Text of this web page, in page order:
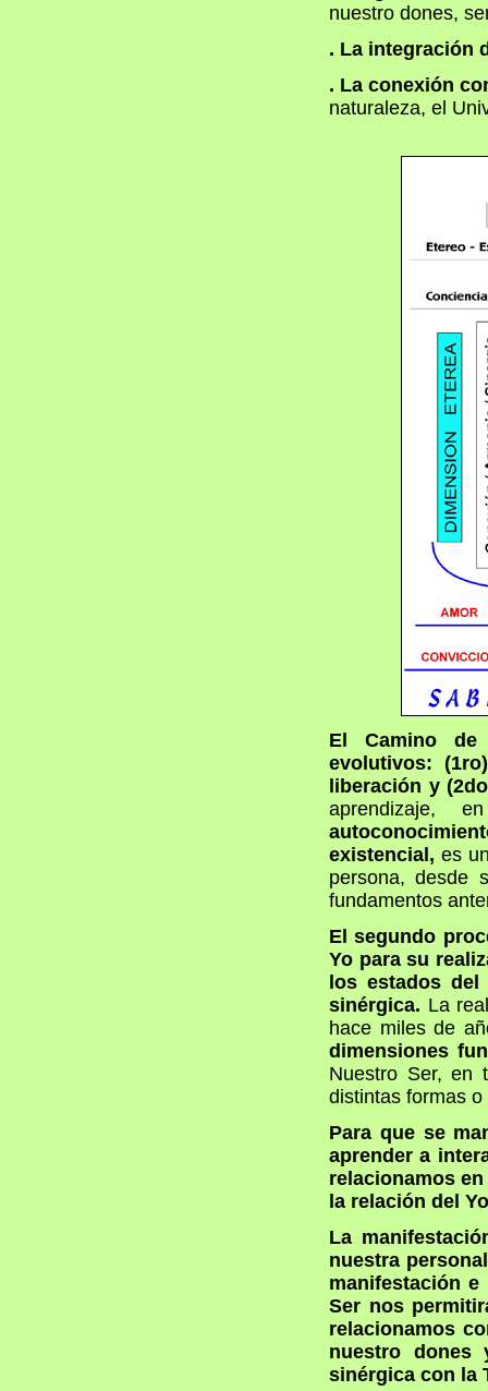
nuestro dones,
. La integración
. La conexión
naturaleza, el
El Camino de
evolutivos:
liberación y
aprendizaje,
existencial,es
persona, desde
fundamentos
El segundo
Yo para su
los estados
sinérgica. La
hace miles de
dimensiones
Nuestro Ser, en
distintas formas
Para que se
aprender a
relacionamos
la relación del
La
nuestra
manifestación
Ser nos
relacionamos
nuestro dones
sinérgica con la